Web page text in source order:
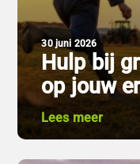
30 juni 2026
Hulp bij
op jouw
Lees meer